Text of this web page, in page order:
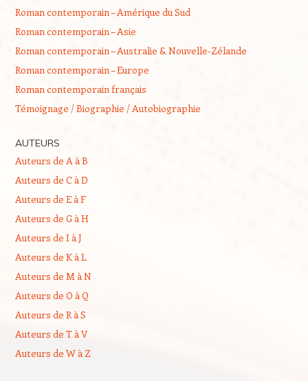
Roman contemporain – Amérique du Sud
Roman contemporain – Asie
Roman contemporain – Australie & Nouvelle-Zélande
Roman contemporain – Europe
Roman contemporain français
Témoignage / Biographie / Autobiographie
AUTEURS
Auteurs de A à B
Auteurs de C à D
Auteurs de E à F
Auteurs de G à H
Auteurs de I à J
Auteurs de K à L
Auteurs de M à N
Auteurs de O à Q
Auteurs de R à S
Auteurs de T à V
Auteurs de W à Z